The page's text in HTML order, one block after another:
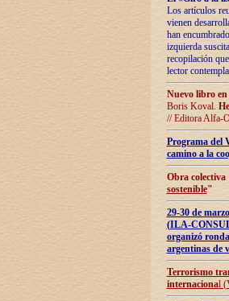
Los artículos
vienen
han
izquierda
recopilación
lector
Nuevo libro
Boris Koval.
// Editora Alfa-
Programa del
camino a la
Obra
sostenible"
29-30 de
(ILA-
organizó
argentinas de
Terrorismo
internacional